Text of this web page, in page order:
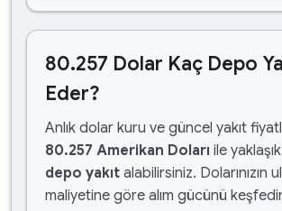
80.257 Dolar Kaç Depo
Eder?
Anlık dolar kuru ve güncel yakıt
80.257 Amerikan Doları ile yaklaşık
depo yakıt alabilirsiniz. Dolarınızın
maliyetine göre alım gücünü